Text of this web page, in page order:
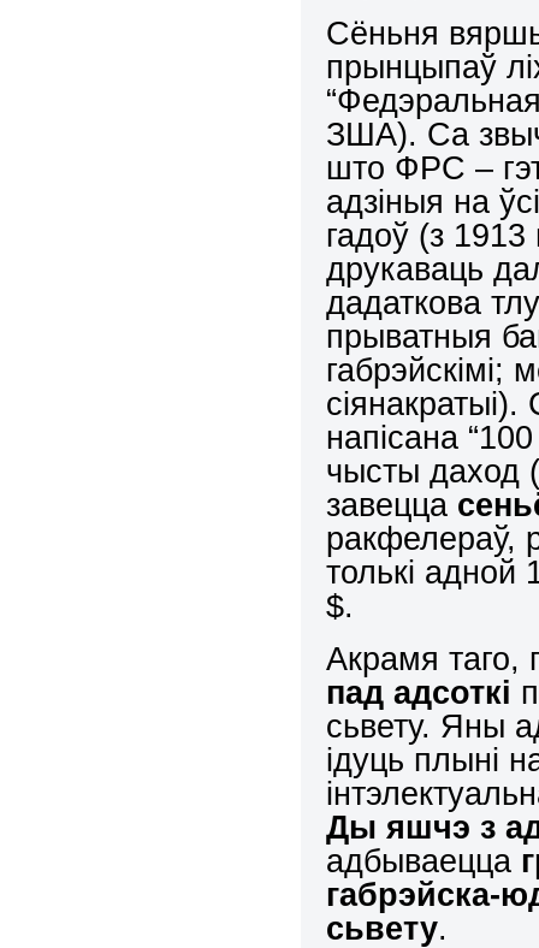
Сёньня
прынцыпаў
ЗША). Са
што ФРС –
адзіныя на
гадоў (з
друкаваць
дадаткова
прыватныя
габрэйскімі;
напісана
чысты даход
завецца
ракфелераў,
толькі адной
$.
Акрамя таго,
пад адсоткі
сьвету. Яны
ідуць плыні
Ды яшчэ з
адбываецца
габрэйска-
сьвету.